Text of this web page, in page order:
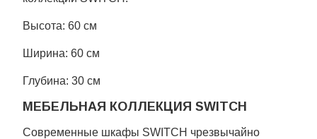
Высота: 60 см
Ширина: 60 см
Глубина: 30 см
МЕБЕЛЬНАЯ КОЛЛЕКЦИЯ SWITCH
Современные шкафы SWITCH чрезвычайно